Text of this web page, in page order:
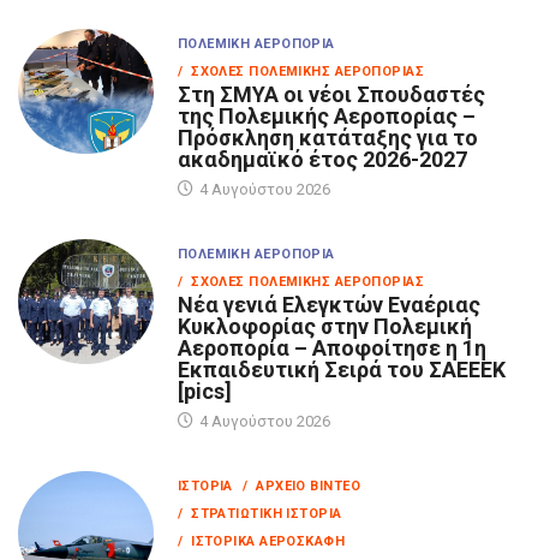
ΠΟΛΕΜΙΚΉ ΑΕΡΟΠΟΡΊΑ
/ ΣΧΟΛΈΣ ΠΟΛΕΜΙΚΉΣ ΑΕΡΟΠΟΡΊΑΣ
Στη ΣΜΥΑ οι νέοι Σπουδαστές
της Πολεμικής Αεροπορίας –
Πρόσκληση κατάταξης για το
ακαδημαϊκό έτος 2026-2027
4 Αυγούστου 2026
ΠΟΛΕΜΙΚΉ ΑΕΡΟΠΟΡΊΑ
/ ΣΧΟΛΈΣ ΠΟΛΕΜΙΚΉΣ ΑΕΡΟΠΟΡΊΑΣ
Νέα γενιά Ελεγκτών Εναέριας
Κυκλοφορίας στην Πολεμική
Αεροπορία – Αποφοίτησε η 1η
Εκπαιδευτική Σειρά του ΣΑΕΕΕΚ
[pics]
4 Αυγούστου 2026
ΙΣΤΟΡΊΑ
/ ΑΡΧΕΊΟ ΒΊΝΤΕΟ
/ ΣΤΡΑΤΙΩΤΙΚΉ ΙΣΤΟΡΊΑ
/ ΙΣΤΟΡΙΚΆ ΑΕΡΟΣΚΆΦΗ